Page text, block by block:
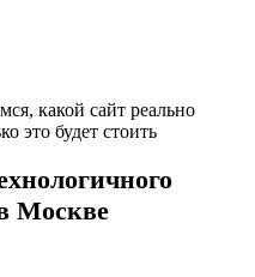
какой сайт реально
это будет стоить
Москве